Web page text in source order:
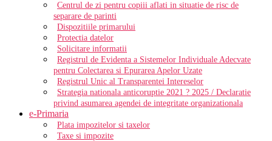
Centrul de zi pentru copiii aflati in situatie de risc de
separare de parinti
Dispozitiile primarului
Protectia datelor
Solicitare informatii
Registrul de Evidenta a Sistemelor Individuale Adecvate
pentru Colectarea si Epurarea Apelor Uzate
Registrul Unic al Transparentei Intereselor
Strategia nationala anticoruptie 2021 ? 2025 / Declaratie
privind asumarea agendei de integritate organizationala
e-Primaria
Plata impozitelor si taxelor
Taxe si impozite